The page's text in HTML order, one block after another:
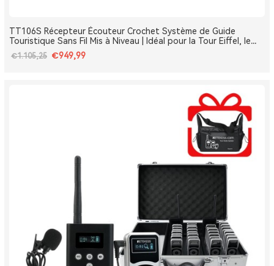
TT106S Récepteur Écouteur Crochet Système de Guide
Touristique Sans Fil Mis à Niveau | Idéal pour la Tour Eiffel, le
Louvre et les Monuments de France
€1.105,25 €949,99